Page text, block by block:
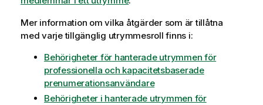
Mer information om vilka åtgärder som är tillåtna
med varje tillgänglig utrymmesroll finns i:
Behörigheter för hanterade utrymmen för
professionella och kapacitetsbaserade
prenumerationsanvändare
Behörigheter i hanterade utrymmen för